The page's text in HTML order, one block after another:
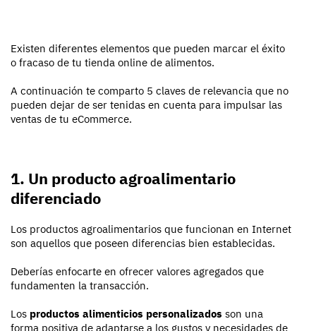
Existen diferentes elementos que pueden marcar el éxito
o fracaso de tu tienda online de alimentos.
A continuación te comparto 5 claves de relevancia que no
pueden dejar de ser tenidas en cuenta para impulsar las
ventas de tu eCommerce.
1. Un producto agroalimentario
diferenciado
Los productos agroalimentarios que funcionan en Internet
son aquellos que poseen diferencias bien establecidas.
Deberías enfocarte en ofrecer valores agregados que
fundamenten la transacción.
Los productos alimenticios personalizados son una
forma positiva de adaptarse a los gustos y necesidades de